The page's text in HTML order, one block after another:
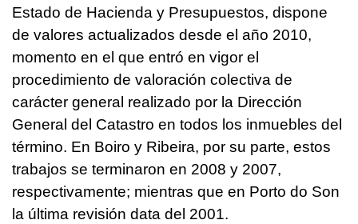
Estado de Hacienda y Presupuestos, dispone
de valores actualizados desde el año 2010,
momento en el que entró en vigor el
procedimiento de valoración colectiva de
carácter general realizado por la Dirección
General del Catastro en todos los inmuebles del
término. En Boiro y Ribeira, por su parte, estos
trabajos se terminaron en 2008 y 2007,
respectivamente; mientras que en Porto do Son
la última revisión data del 2001.